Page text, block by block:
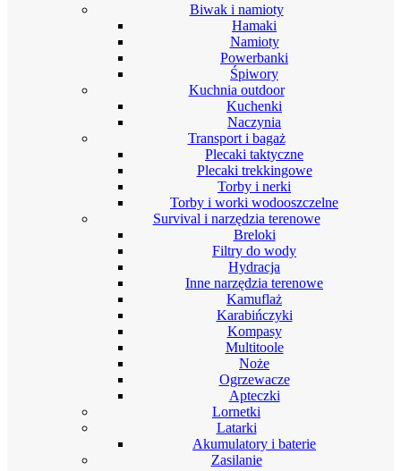
Biwak i namioty
Hamaki
Namioty
Powerbanki
Śpiwory
Kuchnia outdoor
Kuchenki
Naczynia
Transport i bagaż
Plecaki taktyczne
Plecaki trekkingowe
Torby i nerki
Torby i worki wodooszczelne
Survival i narzędzia terenowe
Breloki
Filtry do wody
Hydracja
Inne narzędzia terenowe
Kamuflaż
Karabińczyki
Kompasy
Multitoole
Noże
Ogrzewacze
Apteczki
Lornetki
Latarki
Akumulatory i baterie
Zasilanie